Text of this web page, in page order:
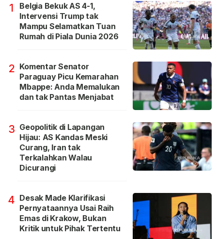
1
Belgia Bekuk AS 4-1,
Intervensi Trump tak
Mampu Selamatkan Tuan
Rumah di Piala Dunia 2026
2 Komentar Senator
Paraguay Picu Kemarahan
Mbappe: Anda Memalukan
dan tak Pantas Menjabat
3 Geopolitik di Lapangan
Hijau: AS Kandas Meski
Curang, Iran tak
Terkalahkan Walau
Dicurangi
4 Desak Made Klarifikasi
Pernyataannya Usai Raih
Emas di Krakow, Bukan
Kritik untuk Pihak Tertentu